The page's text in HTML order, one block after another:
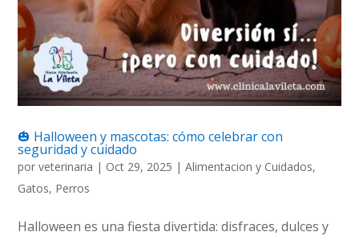
🎃 Halloween y mascotas: cómo celebrar con
seguridad y cuidado
porveterinaria | Oct 29, 2025 |Alimentacion y Cuidados,
Gatos, Perros
Halloween es una fiesta divertida: disfraces, dulces y